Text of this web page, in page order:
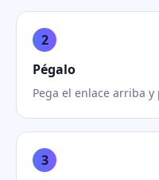
2
Pégalo
Pega el enlace arriba y
3